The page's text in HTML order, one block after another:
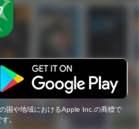
国や地域におけるApple Inc.の商標で
。